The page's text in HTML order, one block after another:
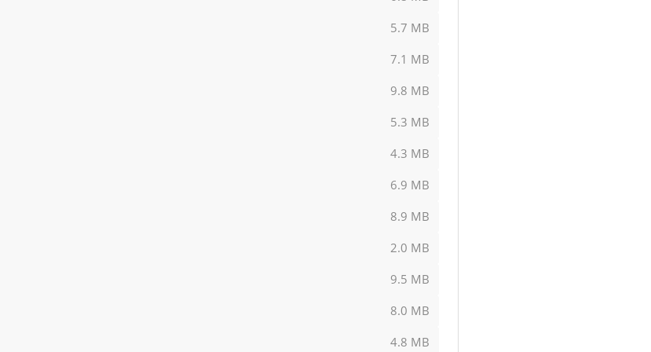
5.7 MB
7.1 MB
9.8 MB
5.3 MB
4.3 MB
6.9 MB
8.9 MB
2.0 MB
9.5 MB
8.0 MB
4.8 MB